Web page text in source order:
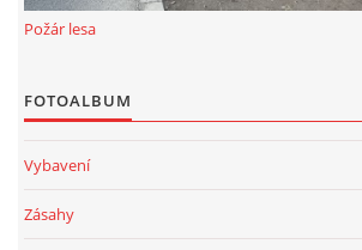
Požár lesa
FOTOALBUM
Vybavení
Zásahy